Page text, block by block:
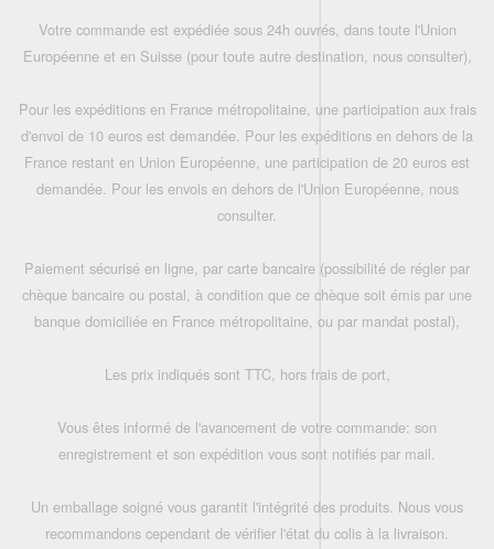
Votre commande est expédiée sous 24h ouvrés, dans toute l'Union
Européenne et en Suisse (pour toute autre destination, nous consulter),
Pour les expéditions en France métropolitaine, une participation aux frais
d'envoi de 10 euros est demandée. Pour les expéditions en dehors de la
France restant en Union Européenne, une participation de 20 euros est
demandée. Pour les envois en dehors de l'Union Européenne, nous
consulter.
Paiement sécurisé en ligne, par carte bancaire (possibilité de régler par
chèque bancaire ou postal, à condition que ce chèque soit émis par une
banque domiciliée en France métropolitaine, ou par mandat postal),
Les prix indiqués sont TTC, hors frais de port,
Vous êtes informé de l'avancement de votre commande: son
enregistrement et son expédition vous sont notifiés par mail.
Un emballage soigné vous garantit l'intégrité des produits. Nous vous
recommandons cependant de vérifier l'état du colis à la livraison.